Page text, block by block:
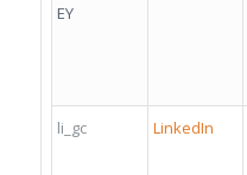
EY
li_gc LinkedIn